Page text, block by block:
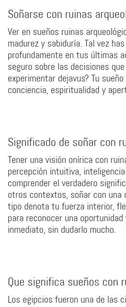
Soñarse con ruinas
Ver en sueños ruinas
madurez y sabiduría. Tal vez
profundamente en tus últimas
seguro sobre las decisiones
experimentar dejavus? Tu
conciencia, espiritualidad y
Significado de soñar con
Tener una visión onírica con
percepción intuitiva,
comprender el verdadero
otros contextos, soñar con una
tipo denota tu fuerza interior,
para reconocer una
inmediato, sin dudarlo mucho.
Que significa sueños con
Los egipcios fueron una de las